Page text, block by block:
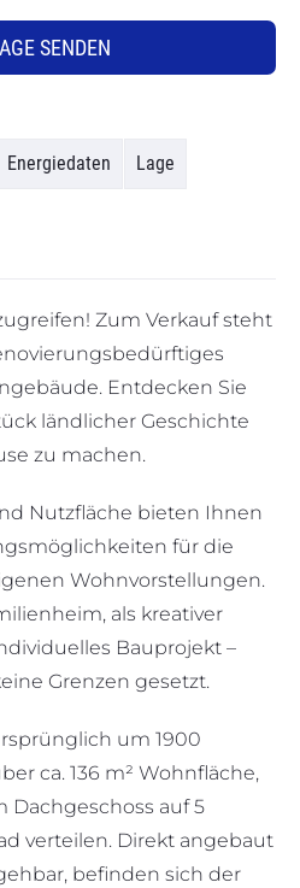
SENDEN
Energiedaten Lage
Zum Verkauf steht
Entdecken Sie
ländlicher Geschichte
zu machen.
Nutzfläche bieten Ihnen
für die
Wohnvorstellungen.
als kreativer
Bauprojekt –
Grenzen gesetzt.
um 1900
ca. 136 m² Wohnfläche,
Dachgeschoss auf 5
verteilen. Direkt angebaut
befinden sich der